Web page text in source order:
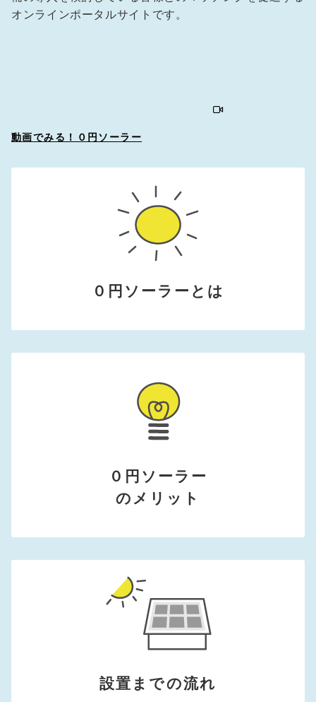
オンラインポータルサイトです。
動画でみる！０円ソーラー
０円ソーラーとは
０円ソーラー
のメリット
設置までの流れ